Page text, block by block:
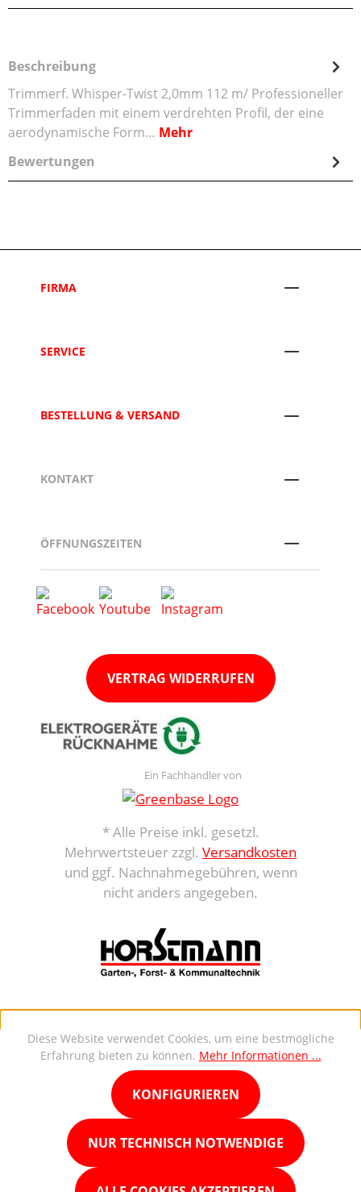
Beschreibung
Trimmerf. Whisper-Twist 2,0mm 112 m/ Professioneller
Trimmerfaden mit einem verdrehten Profil, der eine
aerodynamische Form… Mehr
Bewertungen
FIRMA
SERVICE
BESTELLUNG & VERSAND
KONTAKT
ÖFFNUNGSZEITEN
VERTRAG WIDERRUFEN
Ein Fachhändler von
* Alle Preise inkl. gesetzl.
Mehrwertsteuer zzgl. Versandkosten
und ggf. Nachnahmegebühren, wenn
nicht anders angegeben.
Diese Website verwendet Cookies, um eine bestmögliche
Erfahrung bieten zu können. Mehr Informationen ...
NUR TECHNISCH NOTWENDIGE
KONFIGURIEREN